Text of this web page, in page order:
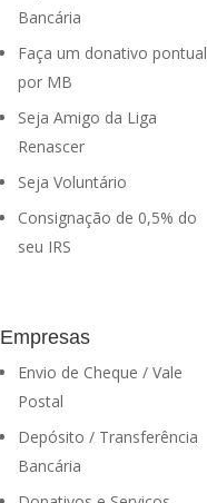
Bancária
Faça um donativo pontual
por MB
Seja Amigo da Liga
Renascer
Seja Voluntário
Consignação de 0,5% do
seu IRS
Empresas
Envio de Cheque / Vale
Postal
Depósito / Transferência
Bancária